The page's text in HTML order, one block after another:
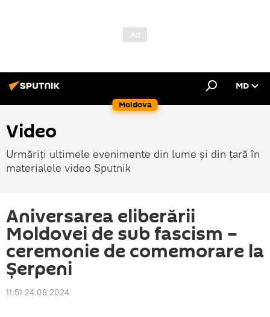
Moldova
MD
Video
Urmăriți ultimele evenimente din lume și din țară în
materialele video Sputnik
Aniversarea eliberării
Moldovei de sub fascism –
ceremonie de comemorare la
Șerpeni
11:51 24.08.2024